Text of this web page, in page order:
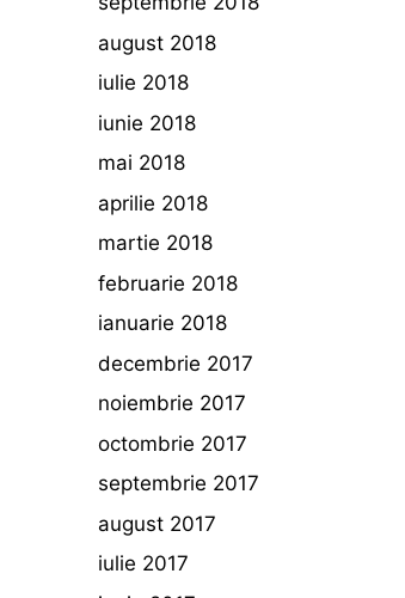
august 2018
iulie 2018
iunie 2018
mai 2018
aprilie 2018
martie 2018
februarie 2018
ianuarie 2018
decembrie 2017
noiembrie 2017
octombrie 2017
septembrie 2017
august 2017
iulie 2017